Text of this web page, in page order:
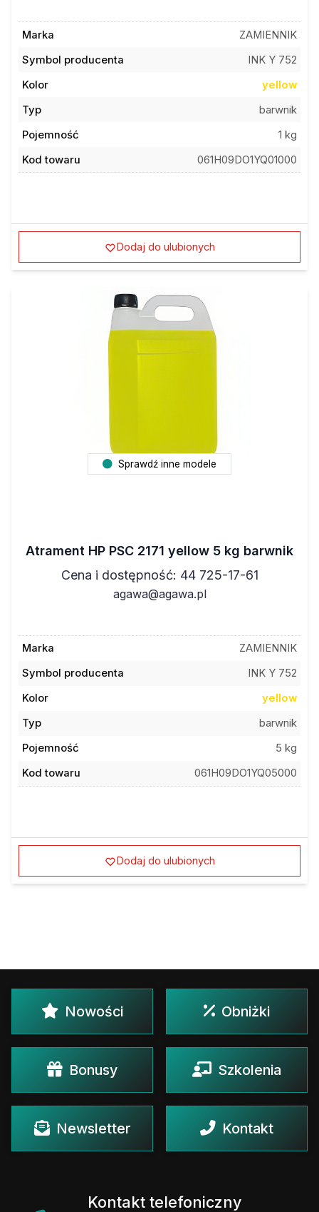
Marka
ZAMIENNIK
Symbol producenta
INK Y 752
Kolor
yellow
Typ
barwnik
Pojemność
1 kg
Kod towaru
061H09DO1YQ01000
Dodaj do ulubionych
Sprawdź inne modele
Atrament HP PSC 2171 yellow 5 kg barwnik
Cena i dostępność: 44 725-17-61
agawa@agawa.pl
Marka
ZAMIENNIK
Symbol producenta
INK Y 752
Kolor
yellow
Typ
barwnik
Pojemność
5 kg
Kod towaru
061H09DO1YQ05000
Dodaj do ulubionych
Nowości Obniżki
Bonusy Szkolenia
Newsletter Kontakt
Kontakt telefoniczny